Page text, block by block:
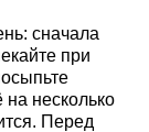
сначала
при
несколько
Перед